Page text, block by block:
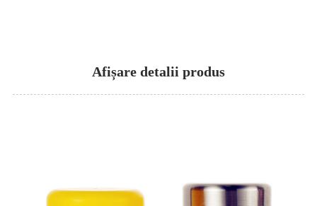
Afișare detalii produs